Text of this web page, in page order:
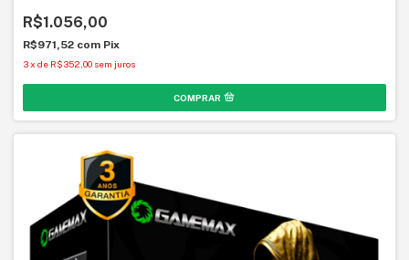
R$1.056,00
R$971,52 com Pix
3x de R$352,00 sem juros